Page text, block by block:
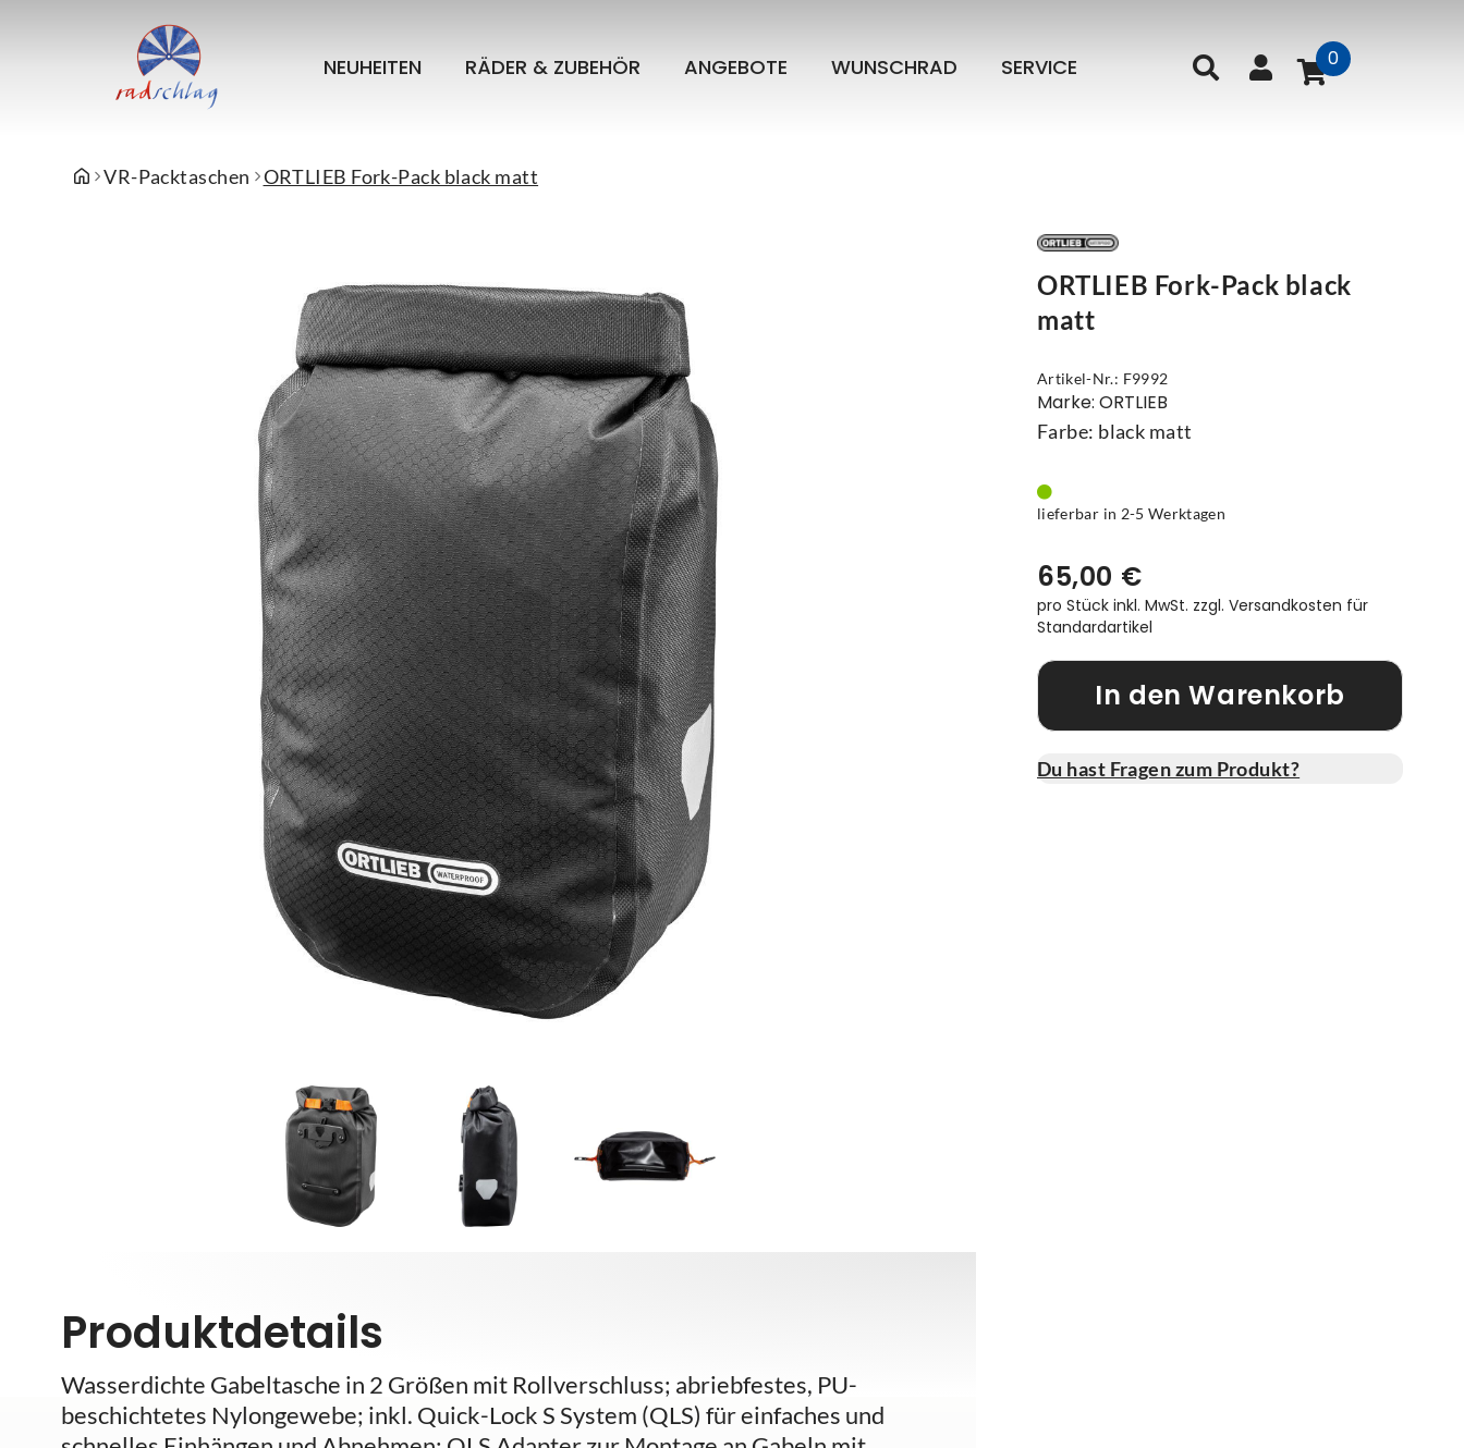
NEUHEITEN RÄDER & ZUBEHÖR ANGEBOTE WUNSCHRAD SERVICE 0
VR-Packtaschen ORTLIEB Fork-Pack black matt
Produktdetails
Wasserdichte Gabeltasche in 2 Größen mit Rollverschluss; abriebfestes, PU-
beschichtetes Nylongewebe; inkl. Quick-Lock S System (QLS) für einfaches und
ORTLIEB Fork-Pack black
matt
Artikel-Nr.: F9992
Marke: ORTLIEB
Farbe: black matt
lieferbar in 2-5 Werktagen
65,00 €
pro Stück inkl. MwSt. zzgl. Versandkosten für
Standardartikel
In den Warenkorb
Du hast Fragen zum Produkt?